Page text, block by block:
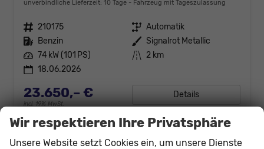
unverbindliche Lieferzeit: 10 Tage Fahrzeug mit Tageszulassung
Fahrzeugnr. 210175 Getriebe Automatik
Kraftstoff Benzin Außenfarbe Signalrot Metallic
Leistung 74 kW (101 PS) Kilometerstand 2 km
18.06.2026
23.650,– €
incl. 19% MwSt.
Details
Verbrauch kombiniert:5,60 l/100km
CO -Klasse: D
CO2 -Emissionen:127,00 g/km
Wir respektieren Ihre Privatsphäre
Unsere Website setzt Cookies ein, um unsere Dienste